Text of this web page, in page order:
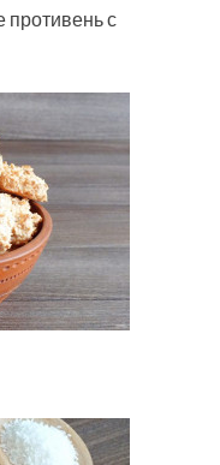
противень с